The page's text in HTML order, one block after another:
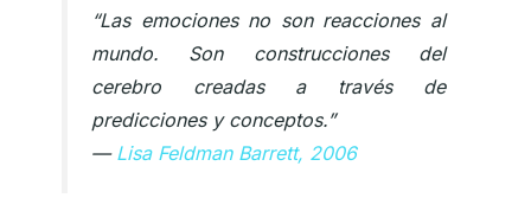
“Las emociones no son reacciones al
mundo. Son construcciones del
cerebro creadas a través de
predicciones y conceptos.”
— Lisa Feldman Barrett, 2006